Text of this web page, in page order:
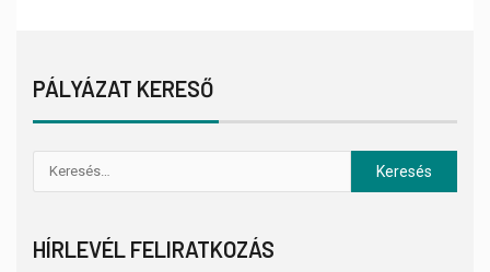
PÁLYÁZAT KERESŐ
HÍRLEVÉL FELIRATKOZÁS